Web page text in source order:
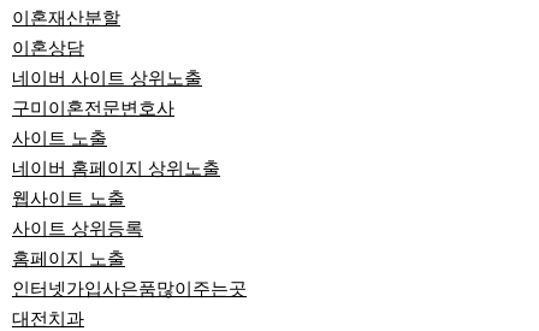
이혼재산분할
이혼상담
네이버 사이트 상위노출
구미이혼전문변호사
사이트 노출
네이버 홈페이지 상위노출
웹사이트 노출
사이트 상위등록
홈페이지 노출
인터넷가입사은품많이주는곳
대전치과